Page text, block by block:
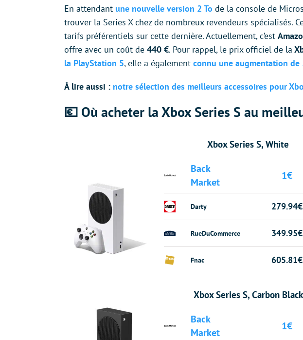
En attendant une nouvelle version 2 To de la console de
trouver la Series X chez de nombreux revendeurs spécialisés.
tarifs préférentiels sur cette dernière. Actuellement, c’est
offre avec un coût de 440 €. Pour rappel, le prix officiel de la
la PlayStation 5, elle a également connu une augmentation de
À lire aussi : notre sélection des meilleurs accessoires pour
💶 Où acheter la Xbox Series S au
Xbox Series S, White
Back
Market
1€
Darty 279.94€
RueDuCommerce 349.95€
Fnac 605.81€
Xbox Series S, Carbon Black
Back
Market
1€